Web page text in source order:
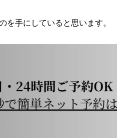
を手にしていると思います。